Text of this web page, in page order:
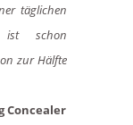
täglichen
ist schon
zur Hälfte
Concealer